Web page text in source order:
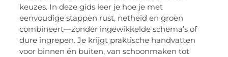
keuzes. In deze gids leer je hoe je met
eenvoudige stappen rust, netheid en groen
combineert—zonder ingewikkelde schema’s of
dure ingrepen. Je krijgt praktische handvatten
voor binnen én buiten, van schoonmaken tot